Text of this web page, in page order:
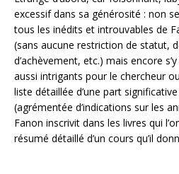
excessif dans sa générosité : non
tous les inédits et introuvables de
(sans aucune restriction de statut,
d’achèvement, etc.) mais encore
aussi intrigants pour le chercheur
liste détaillée d’une part
(agrémentée d’indications sur les
Fanon inscrivit dans les livres qui
résumé détaillé d’un cours qu’il